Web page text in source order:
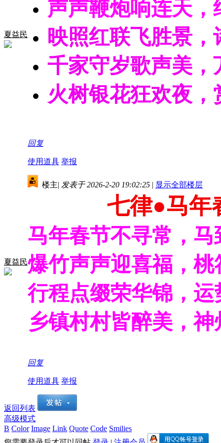
夏益民
声声鞭炮响连天
映照红联飞胜景
千家守岁歌声美
火树银花狂欢夜
回复
使用道具 举报
夏益民
楼主| 发表于 2026-2-20 19:02:25 | 显示全部楼层
七律●马年
马年春节不寻常，
爆竹声声迎喜福，
行程点缀荣华锦，
乡镇村村皆醉美，
回复
使用道具 举报
返回列表
高级模式
B Color Image Link Quote Code Smilies